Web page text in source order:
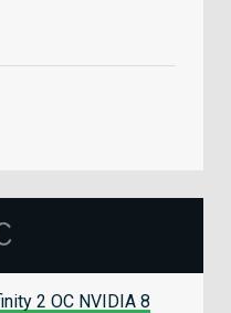
2 OC NVIDIA 8